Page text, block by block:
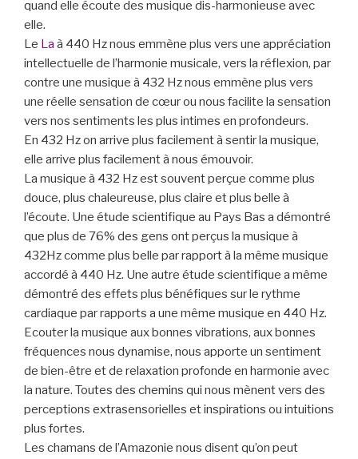
quand elle écoute des musique dis-harmonieuse avec
elle.
Le La à 440 Hz nous emmène plus vers une appréciation
intellectuelle de l’harmonie musicale, vers la réflexion, par
contre une musique à 432 Hz nous emmène plus vers
une réelle sensation de cœur ou nous facilite la sensation
vers nos sentiments les plus intimes en profondeurs.
En 432 Hz on arrive plus facilement à sentir la musique,
elle arrive plus facilement à nous émouvoir.
La musique à 432 Hz est souvent perçue comme plus
douce, plus chaleureuse, plus claire et plus belle à
l’écoute. Une étude scientifique au Pays Bas a démontré
que plus de 76% des gens ont perçus la musique à
432Hz comme plus belle par rapport à la même musique
accordé à 440 Hz. Une autre étude scientifique a même
démontré des effets plus bénéfiques sur le rythme
cardiaque par rapports a une même musique en 440 Hz.
Ecouter la musique aux bonnes vibrations, aux bonnes
fréquences nous dynamise, nous apporte un sentiment
de bien-être et de relaxation profonde en harmonie avec
la nature. Toutes des chemins qui nous mènent vers des
perceptions extrasensorielles et inspirations ou intuitions
plus fortes.
Les chamans de l’Amazonie nous disent qu’on peut